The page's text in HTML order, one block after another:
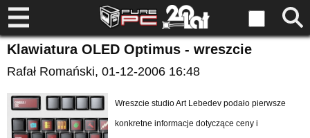
Klawiatura OLED Optimus - wreszcie
Rafał Romański, 01-12-2006 16:48
Wreszcie studio Art Lebedev podało pierwsze
konkretne informacje dotyczące ceny i